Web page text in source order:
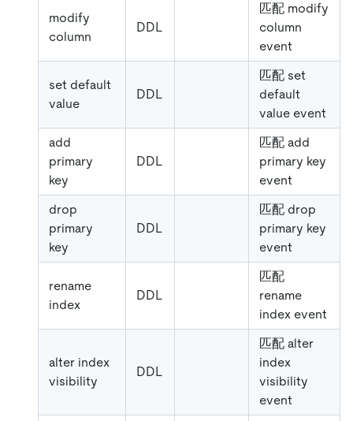
modify
column
DDL
匹配 modify
column
event
set default
value
DDL
匹配 set
default
value event
add
primary
key
DDL
匹配 add
primary key
event
drop
primary
key
DDL
匹配 drop
primary key
event
rename
index
DDL
匹配
rename
index event
alter index
visibility
DDL
匹配 alter
index
visibility
event